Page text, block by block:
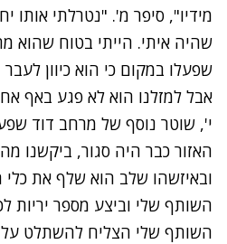
נסה שוב
מידיו", סיפר מ'. "נטרלתי אותו
שהיה איתי. הייתי בטוח שהוא
שפעלו במקום כי הוא כיוון
אבל למזלנו הוא לא פגע באף
י', שוטר נוסף של מרחב דוד
האזור כבר היה סגור, ביקשנו
ובאיזשהו שלב הוא שלף את
השותף שלי וביצע מספר יריות
השותף שלי הצליח להשתלט